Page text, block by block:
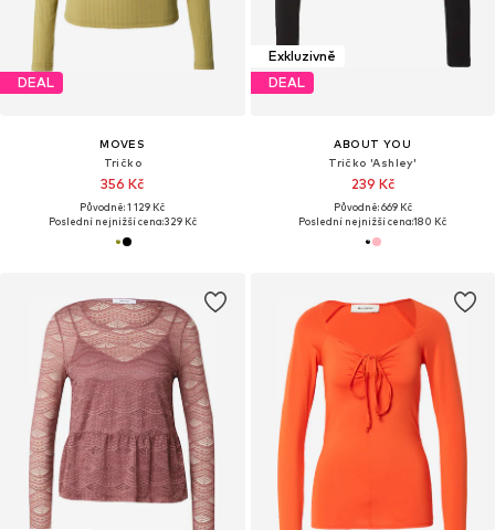
DEAL
MOVES
Tričko
356 Kč
Původně: 1 129 Kč
Poslední nejnižší cena:329 Kč
Exkluzivně
DEAL
ABOUT YOU
Tričko 'Ashley'
239 Kč
Původně: 669 Kč
Poslední nejnižší cena:180 Kč